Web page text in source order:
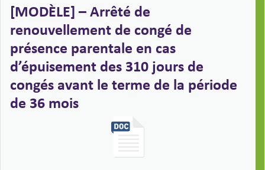
[MODÈLE] – Arrêté de
renouvellement de congé de
présence parentale en cas
d’épuisement des 310 jours de
congés avant le terme de la période
de 36 mois